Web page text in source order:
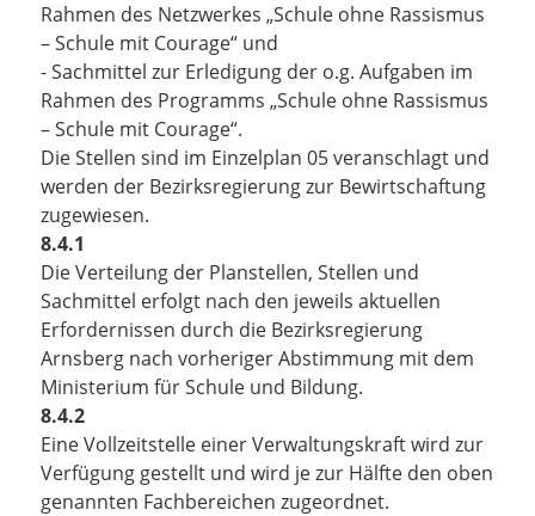
Rahmen des Netzwerkes „Schule ohne Rassismus
– Schule mit Courage“ und
- Sachmittel zur Erledigung der o.g. Aufgaben im
Rahmen des Programms „Schule ohne Rassismus
– Schule mit Courage“.
Die Stellen sind im Einzelplan 05 veranschlagt und
werden der Bezirksregierung zur Bewirtschaftung
zugewiesen.
8.4.1
Die Verteilung der Planstellen, Stellen und
Sachmittel erfolgt nach den jeweils aktuellen
Erfordernissen durch die Bezirksregierung
Arnsberg nach vorheriger Abstimmung mit dem
Ministerium für Schule und Bildung.
8.4.2
Eine Vollzeitstelle einer Verwaltungskraft wird zur
Verfügung gestellt und wird je zur Hälfte den oben
genannten Fachbereichen zugeordnet.